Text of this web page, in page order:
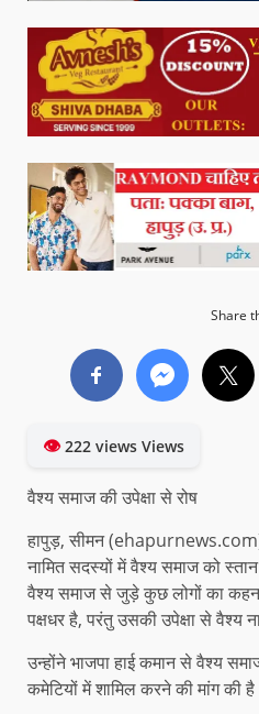
Share
👁222 views Views
वैश्य समाज की उपेक्षा से रोष
हापुड़, सीमन
नामित सदस्यों में वैश्य समाज को
वैश्य समाज से जुड़े कुछ लोगों का
पक्षधर है, परंतु उसकी उपेक्षा से वैश्य
उन्होंने भाजपा हाई कमान से वैश्य
कमेटियों में शामिल करने की मांग की